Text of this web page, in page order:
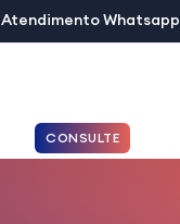
Atendimento Whatsapp
CONSULTE